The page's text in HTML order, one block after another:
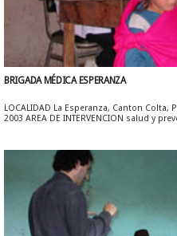
BRIGADA MÉDICA ESPERANZA
LOCALIDAD La Esperanza, Canton Colta,
2003 AREA DE INTERVENCION salud y